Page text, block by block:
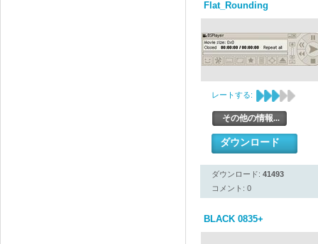
Flat_Rounding
レートする:
その他の情報...
ダウンロード
ダウンロード: 41493
コメント: 0
BLACK 0835+